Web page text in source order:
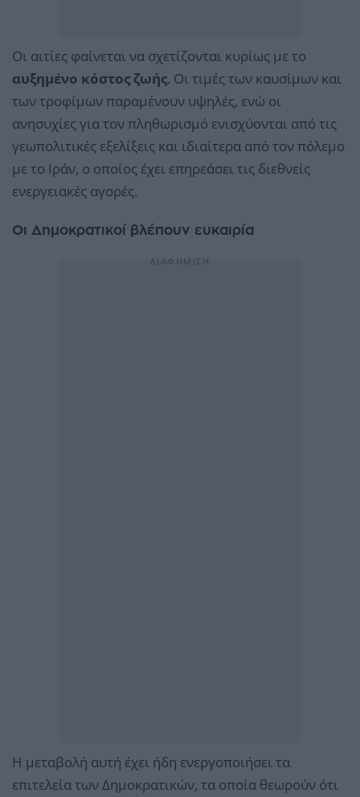
Οι αιτίες φαίνεται να σχετίζονται κυρίως με το
αυξημένο κόστος ζωής. Οι τιμές των καυσίμων και
των τροφίμων παραμένουν υψηλές, ενώ οι
ανησυχίες για τον πληθωρισμό ενισχύονται από τις
γεωπολιτικές εξελίξεις και ιδιαίτερα από τον πόλεμο
με το Ιράν, ο οποίος έχει επηρεάσει τις διεθνείς
ενεργειακές αγορές.
Οι Δημοκρατικοί βλέπουν ευκαιρία
Η μεταβολή αυτή έχει ήδη ενεργοποιήσει τα
επιτελεία των Δημοκρατικών, τα οποία θεωρούν ότι